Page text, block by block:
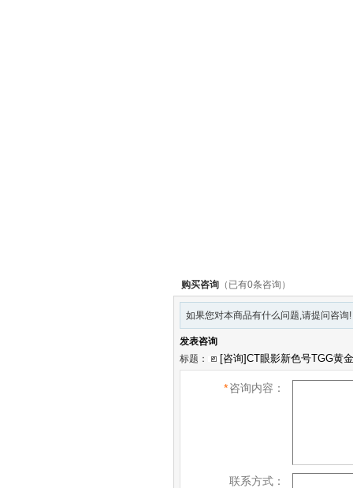
购买咨询 （已有0条咨询）
如果您对本商品有什么问题,请提问咨询!
发表咨询
标题：
*咨询内容：
联系方式：